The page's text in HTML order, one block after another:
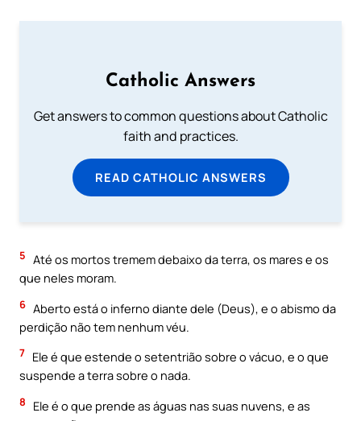
Catholic Answers
Get answers to common questions about Catholic
faith and practices.
READ CATHOLIC ANSWERS
5 Até os mortos tremem debaixo da terra, os mares e os
que neles moram.
6 Aberto está o inferno diante dele (Deus), e o abismo da
perdição não tem nenhum véu.
7 Ele é que estende o setentrião sobre o vácuo, e o que
suspende a terra sobre o nada.
8
Ele é o que prende as águas nas suas nuvens, e as